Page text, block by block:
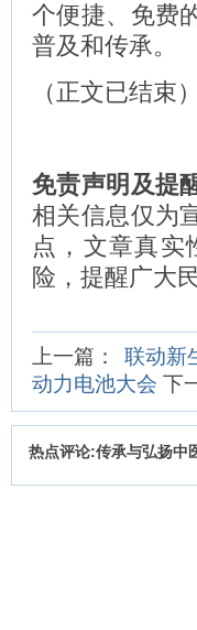
个便捷、免费
普及和传承。
（正文已结束）
免责声明及提
相关信息仅为
点，文章真实
险，提醒广大
上一篇：
联动新
动力电池大会 下
热点评论:传承与弘扬中